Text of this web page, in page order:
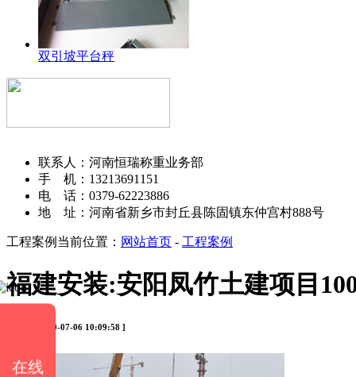
双引坡平台秤
联系人：河南恒瑞称重业务部
手 机：13213691151
电 话：0379-62223886
地 址：河南省新乡市封丘县陈固镇东仲宫村888号
工程案例 当前位置： 网站首页 - 工程案例
福建安装:安阳凤竹土建项目
[ 时间：2020-07-06 10:09:58 ]
在线